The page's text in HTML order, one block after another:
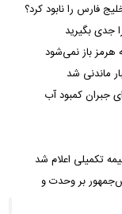
فارس را نابود کرد؟
جدی بگیرید
هرمز باز نمی‌شود
ماندنی شد
جبران کمبود آب
تکمیلی اعلام شد
بر وحدت و